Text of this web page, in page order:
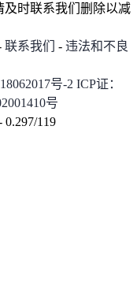
时联系我们删除以减
联系我们 - 违法和不良
号-2 ICP证：
号
119